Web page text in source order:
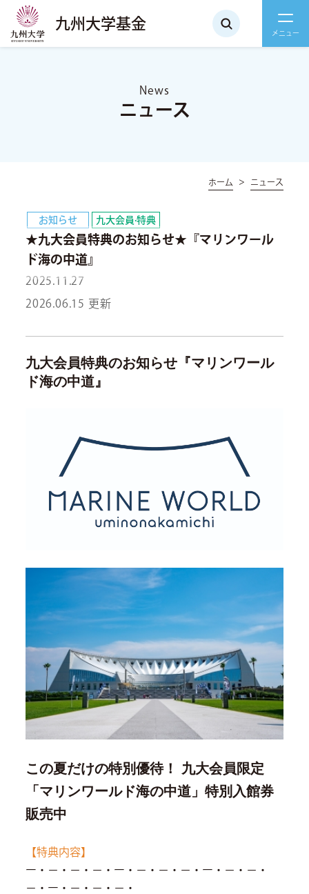
九州大学基金
News
ニュース
ホーム ニュース
お知らせ 九大会員·特典
★九大会員特典のお知らせ★『マリンワール
ド海の中道』
2025.11.27
2026.06.15 更新
九大会員特典のお知らせ『マリンワール
ド海の中道』
この夏だけの特別優待！ 九大会員限定
「マリンワールド海の中道」特別入館券
販売中
【特典内容】
ー・－・－・－・ー・－・－・－・ー・－・－・
－・ー・－・－・－・